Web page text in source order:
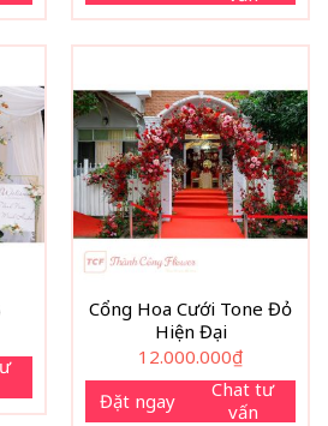
Cổng Hoa Cưới Tone Đỏ
Hiện Đại
12.000.000₫
Đặt ngay
Chat tư
vấn